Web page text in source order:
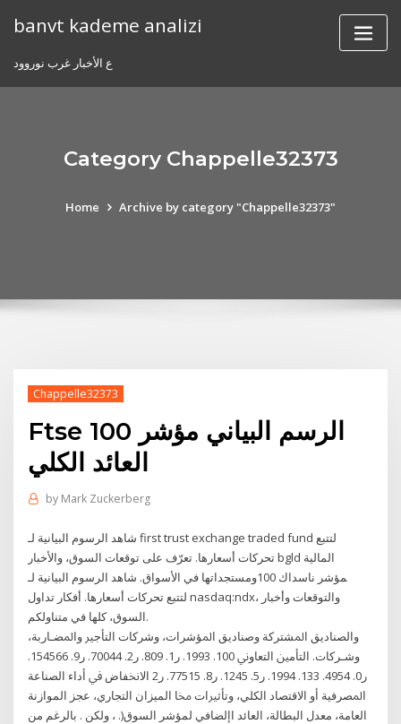
banvt kademe analizi
ع الأخبار غرب نوروود
Category Chappelle32373
Home Archive by category "Chappelle32373"
Chappelle32373
Ftse 100 الرسم البياني مؤشر
العائد الكلي
by Mark Zuckerberg
شاهد الرسوم البيانية لـ ‎first trust exchange traded fund‎ لتتبع
تحركات أسعارها. تعرّف على توقعات السوق، والأخبار ‎bgld‎ المالية
ومستجداتها في الأسواق. شاهد الرسوم البيانية لـ‎مؤشر ناسداك 100 ‎
لتتبع تحركات أسعارها. أفكار تداول ‎nasdaq:ndx‎، والتوقعات وأخبار
السوق، كلها في متناولكم.
ﻭﺍﻟﺼﻨﺎﺩﻳﻖ ﺍﳌﺸﺘﺮﻛﺔ ﻭﺻﻨﺎﺩﻳﻖ ﺍﳌﺆﺷﺮﺍﺕ، ﻭﺷﺮﻛﺎﺕ ﺍﻟﺘﺄﺟﲑ ﻭﺍﳌﻀـﺎﺭﺑﺔ،
ﻭﺷـﺮﻛﺎﺕ. ﺍﻟﺘﺄﻣﲔ ﺍﻟﺘﻌﺎﻭﱐ 100. 1993. ﺭ1. 809. ﺭ2. 70044. ﺭ9. 154566.
ﺭ0. 4954. 133. 1994. ﺭ5. 1245. ﺭ8. 77515. ﺭ2 ﺍﻻﳔﻔﺎﺽ ﰲ ﺃﺩﺍﺀ ﺍﻟﺼﻨﺎﻋﺔ
ﺍﳌﺼﺮﻓﻴﺔ ﺃﻭ ﺍﻻﻗﺘﺼﺎﺩ ﺍﻟﻜﻠﻲ، ﻭﺗﺄﺛﲑﺍﺕ ﳐﺎ الميزان التجاري، عجز الموازنة
العامة، معدل البطالة، العائد اإلضافي لمؤشر السوق(. ، ولكن . بالرغم من